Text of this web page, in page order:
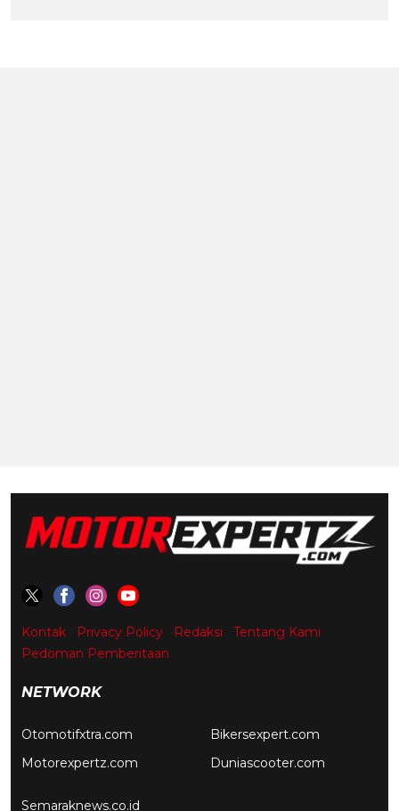
Kontak Privacy Policy Redaksi
Tentang Kami
Pedoman Pemberitaan
NETWORK
Otomotifxtra.com
Motorexpertz.com
Bikersexpert.com
Duniascooter.com
Semaraknews.co.id